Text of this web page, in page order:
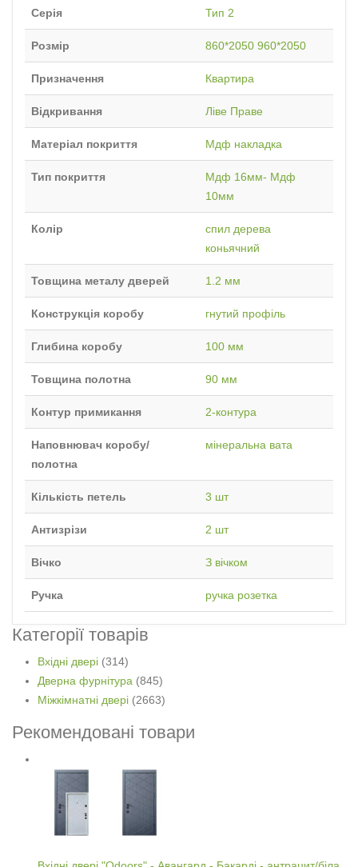
Серія Тип 2
Розмір 860*2050 960*2050
Призначення Квартира
Відкривання Ліве Праве
Матеріал покриття Мдф накладка
Тип покриття
Мдф 16мм- Мдф
10мм
Колір
спил дерева
коньячний
Товщина металу дверей 1.2 мм
Конструкція коробу гнутий профіль
Глибина коробу 100 мм
Товщина полотна 90 мм
Контур примикання 2-контура
Наповнювач коробу/
полотна
мінеральна вата
Кількість петель 3 шт
Антизрізи 2 шт
Вічко З вічком
Ручка ручка розетка
Категорії товарів
Вхідні двері (314)
Дверна фурнітура (845)
Міжкімнатні двері (2663)
Рекомендовані товари